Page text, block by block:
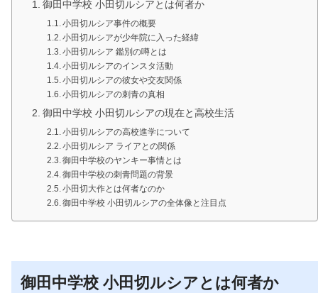
御田中学校 小田切ルシアとは何者か
小田切ルシア事件の概要
小田切ルシアが少年院に入った経緯
小田切ルシア 鑑別の噂とは
小田切ルシアのインスタ活動
小田切ルシアの彼女や交友関係
小田切ルシアの刺青の真相
御田中学校 小田切ルシアの現在と高校生活
小田切ルシアの高校進学について
小田切ルシア ライアとの関係
御田中学校のヤンキー事情とは
御田中学校の刺青問題の背景
小田切大作とは何者なのか
御田中学校 小田切ルシアの全体像と注目点
御田中学校 小田切ルシアとは何者か